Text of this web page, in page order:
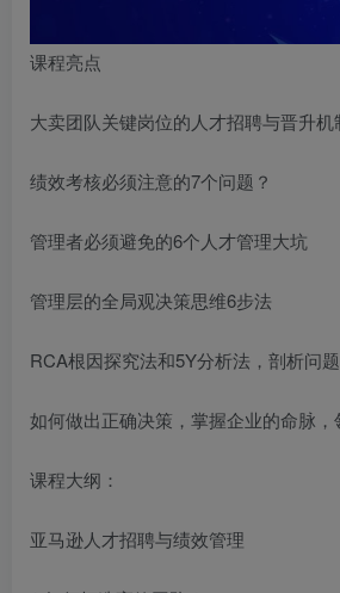
课程亮点
大卖团队关键岗位的人才招聘与晋升机
绩效考核必须注意的7个问题？
管理者必须避免的6个人才管理大坑
管理层的全局观决策思维6步法
RCA根因探究法和5Y分析法，剖析问
如何做出正确决策，掌握企业的命脉
课程大纲：
亚马逊人才招聘与绩效管理